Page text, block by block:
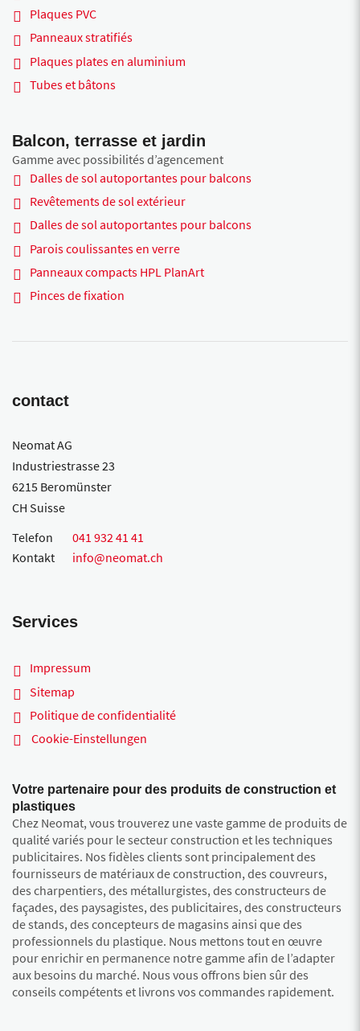
Plaques PVC
Panneaux stratifiés
Plaques plates en aluminium
Tubes et bâtons
Balcon, terrasse et jardin
Gamme avec possibilités d’agencement
Dalles de sol autoportantes pour balcons
Revêtements de sol extérieur
Dalles de sol autoportantes pour balcons
Parois coulissantes en verre
Panneaux compacts HPL PlanArt
Pinces de fixation
contact
Neomat AG
Industriestrasse 23
6215 Beromünster
CH Suisse
Telefon
041 932 41 41
Kontakt
info@neomat.ch
Services
Impressum
Sitemap
Politique de confidentialité
Cookie-Einstellungen
Votre partenaire pour des produits de construction et
plastiques
Chez Neomat, vous trouverez une vaste gamme de produits de
qualité variés pour le secteur construction et les techniques
publicitaires. Nos fidèles clients sont principalement des
fournisseurs de matériaux de construction, des couvreurs,
des charpentiers, des métallurgistes, des constructeurs de
façades, des paysagistes, des publicitaires, des constructeurs
de stands, des concepteurs de magasins ainsi que des
professionnels du plastique. Nous mettons tout en œuvre
pour enrichir en permanence notre gamme afin de l’adapter
aux besoins du marché. Nous vous offrons bien sûr des
conseils compétents et livrons vos commandes rapidement.